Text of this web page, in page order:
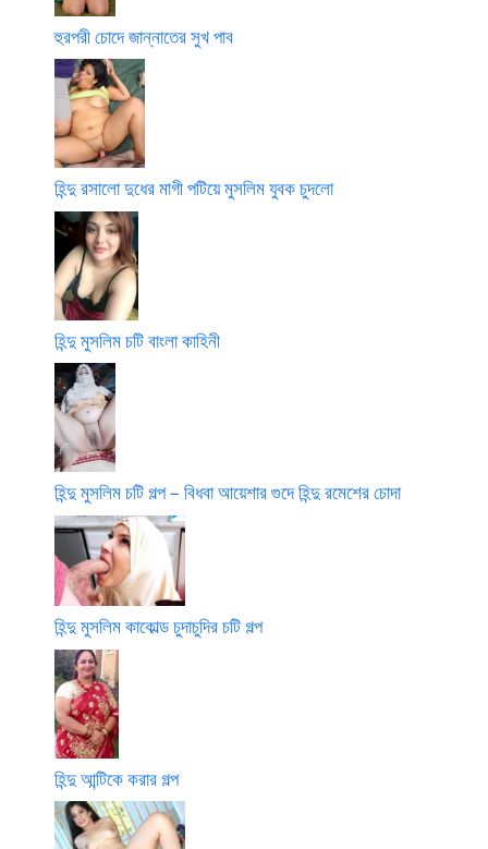
হুরপরী চোদে জান্নাতের সুখ পাব
হিন্দু রসালো দুধের মাগী পটিয়ে মুসলিম যুবক চুদলো
হিন্দু মুসলিম চটি বাংলা কাহিনী
হিন্দু মুসলিম চটি গল্প – বিধবা আয়েশার গুদে হিন্দু রমেশের চোদা
হিন্দু মুসলিম কাকোল্ড চুদাচুদির চটি গল্প
হিন্দু আন্টিকে করার গল্প